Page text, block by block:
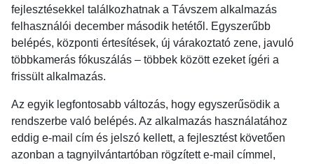
fejlesztésekkel találkozhatnak a Távszem alkalmazás
felhasználói december második hetétől. Egyszerűbb
belépés, központi értesítések, új várakoztató zene, javuló
többkamerás fókuszálás – többek között ezeket ígéri a
frissült alkalmazás.
Az egyik legfontosabb változás, hogy egyszerűsödik a
rendszerbe való belépés. Az alkalmazás használatához
eddig e-mail cím és jelszó kellett, a fejlesztést követően
azonban a tagnyilvántartóban rögzített e-mail címmel,